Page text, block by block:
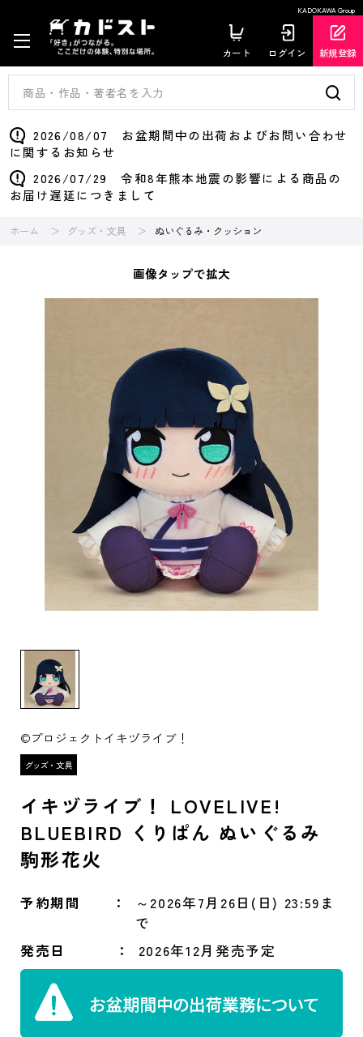
KADOKAWA Group
カート ログイン 新規登録
2026/08/07 お盆期間中の出荷およびお問い合わせ
に関するお知らせ
2026/07/29 令和8年熊本地震の影響による商品の
お届け遅延につきまして
ホーム グッズ・文具 ぬいぐるみ・クッション
画像タップで拡大
©プロジェクトイキヅライブ！
イキヅライブ！ LOVELIVE!
BLUEBIRD くりぱん ぬいぐるみ
駒形花火
予約期間
～2026年7月26日(日) 23:59ま
で
発売日
2026年12月発売予定